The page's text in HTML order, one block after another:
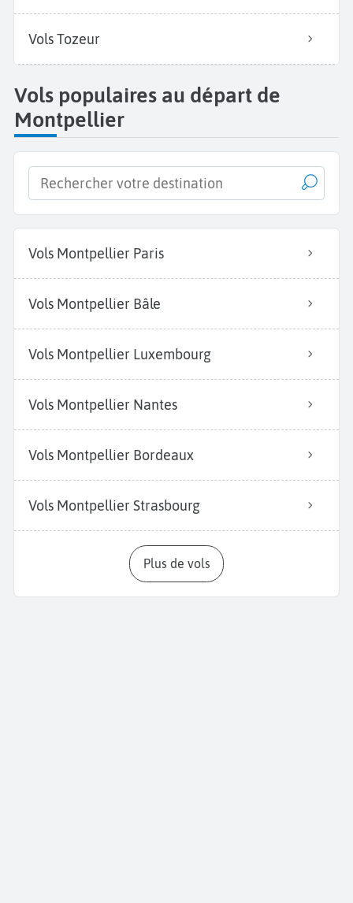
Vols Tozeur
Vols populaires au départ de
Montpellier
Vols Montpellier Paris
Vols Montpellier Bâle
Vols Montpellier Luxembourg
Vols Montpellier Nantes
Vols Montpellier Bordeaux
Vols Montpellier Strasbourg
Plus de vols